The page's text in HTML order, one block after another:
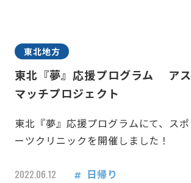
東北地方
東北『夢』応援プログラム アス
マッチプロジェクト
東北『夢』応援プログラムにて、スポ
ーツクリニックを開催しました！
2022.06.12 日帰り